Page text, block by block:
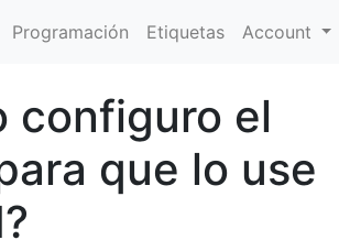
Programación Etiquetas Account
configuro el
que lo use